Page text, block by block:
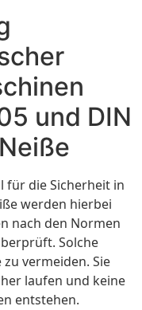
und DIN
für die Sicherheit in
werden hierbei
nach den Normen
Solche
vermeiden. Sie
laufen und keine
entstehen.